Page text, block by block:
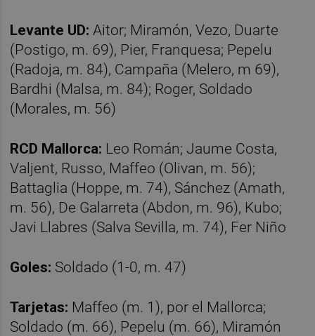
Levante UD: Aitor; Miramón, Vezo, Duarte
(Postigo, m. 69), Pier, Franquesa; Pepelu
(Radoja, m. 84), Campaña (Melero, m 69),
Bardhi (Malsa, m. 84); Roger, Soldado
(Morales, m. 56)
RCD Mallorca: Leo Román; Jaume Costa,
Valjent, Russo, Maffeo (Olivan, m. 56);
Battaglia (Hoppe, m. 74), Sánchez (Amath,
m. 56), De Galarreta (Abdon, m. 96), Kubo;
Javi Llabres (Salva Sevilla, m. 74), Fer Niño
Goles: Soldado (1-0, m. 47)
Tarjetas: Maffeo (m. 1), por el Mallorca;
Soldado (m. 66), Pepelu (m. 66), Miramón